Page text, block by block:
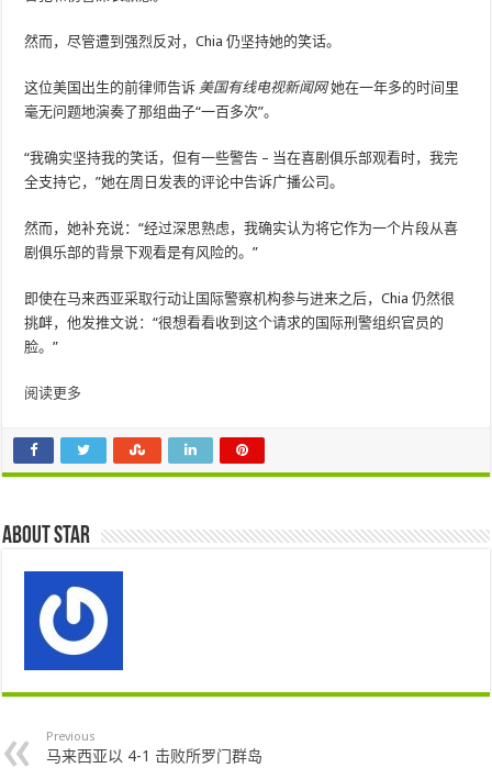
然而，尽管遭到强烈反对，Chia 仍坚持她的笑话。
这位美国出生的前律师告诉 美国有线电视新闻网她在一年多的时间里
毫无问题地演奏了那组曲子“一百多次”。
“我确实坚持我的笑话，但有一些警告 – 当在喜剧俱乐部观看时，我完
全支持它，”她在周日发表的评论中告诉广播公司。
然而，她补充说：“经过深思熟虑，我确实认为将它作为一个片段从喜
剧俱乐部的背景下观看是有风险的。”
即使在马来西亚采取行动让国际警察机构参与进来之后，Chia 仍然很
挑衅，他发推文说：“很想看看收到这个请求的国际刑警组织官员的
脸。”
阅读更多
About star
Previous
马来西亚以 4-1 击败所罗门群岛